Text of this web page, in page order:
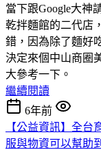
當下跟Google大神
乾拌麵館的二代店
錯，因為除了麵好
決定來個中山商圈
大參考一下。
繼續閱讀
6年前
【公益資訊】全
服與物資可以幫助